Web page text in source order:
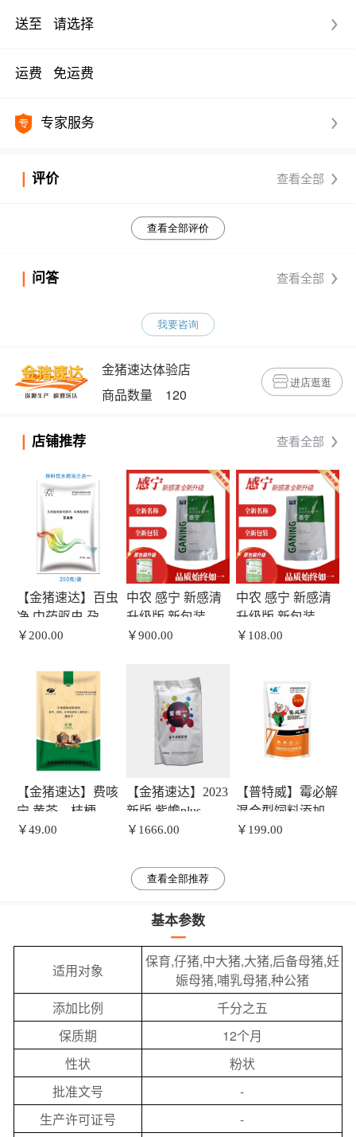
送至 请选择
运费 免运费
专家服务
评价 查看全部
查看全部评价
问答 查看全部
我要咨询
金猪速达体验店
商品数量 120
进店逛逛
店铺推荐 查看全部
【金猪速达】百虫
净 中药驱虫 孕畜
可用 内外双驱 无
水、外用喷洒
250g/袋
￥200.00
中农 感宁 新感清
升级版 新包装
500g/袋 拌料500斤
￥900.00
中农 感宁 新感清
升级版 新包装
500g/袋 拌料500斤
￥108.00
【金猪速达】费咳
宁 黄苓、桔梗、
甘草粗提物 ( 复配
￥49.00
【金猪速达】2023
新版 紫蟾plus 金乌
蒲粗提粉 双向发
￥1666.00
【普特威】霉必解
混合型饲料添加剂
母猪脱霉剂 500g
￥199.00
查看全部推荐
基本参数
适用对象
保育,仔猪,中大猪,大猪,后备母猪,妊
娠母猪,哺乳母猪,种公猪
添加比例
千分之五
保质期
12个月
性状
粉状
批准文号
-
生产许可证号
-